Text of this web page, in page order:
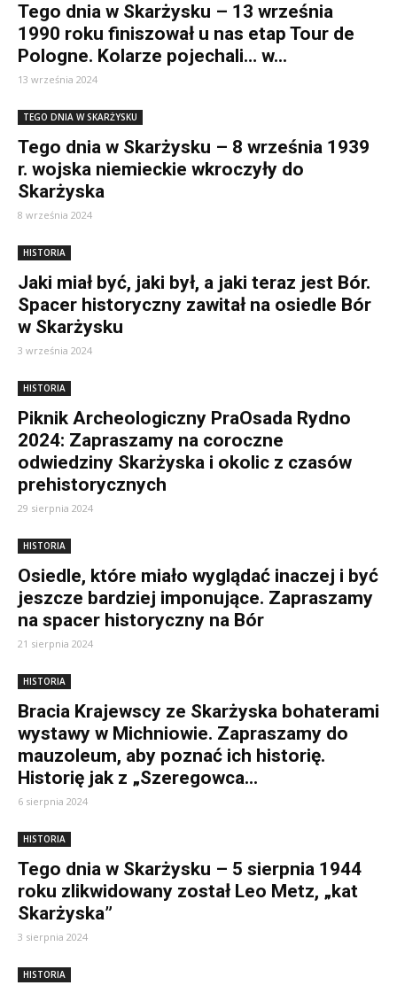
Tego dnia w Skarżysku – 13 września
1990 roku finiszował u nas etap Tour de
Pologne. Kolarze pojechali… w...
13 września 2024
TEGO DNIA W SKARŻYSKU
Tego dnia w Skarżysku – 8 września 1939
r. wojska niemieckie wkroczyły do
Skarżyska
8 września 2024
HISTORIA
Jaki miał być, jaki był, a jaki teraz jest Bór.
Spacer historyczny zawitał na osiedle Bór
w Skarżysku
3 września 2024
HISTORIA
Piknik Archeologiczny PraOsada Rydno
2024: Zapraszamy na coroczne
odwiedziny Skarżyska i okolic z czasów
prehistorycznych
29 sierpnia 2024
HISTORIA
Osiedle, które miało wyglądać inaczej i być
jeszcze bardziej imponujące. Zapraszamy
na spacer historyczny na Bór
21 sierpnia 2024
HISTORIA
Bracia Krajewscy ze Skarżyska bohaterami
wystawy w Michniowie. Zapraszamy do
mauzoleum, aby poznać ich historię.
Historię jak z „Szeregowca...
6 sierpnia 2024
HISTORIA
Tego dnia w Skarżysku – 5 sierpnia 1944
roku zlikwidowany został Leo Metz, „kat
Skarżyska”
3 sierpnia 2024
HISTORIA